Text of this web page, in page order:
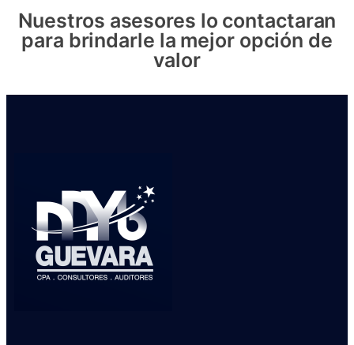
Nuestros asesores lo contactaran
para brindarle la mejor opción de
valor